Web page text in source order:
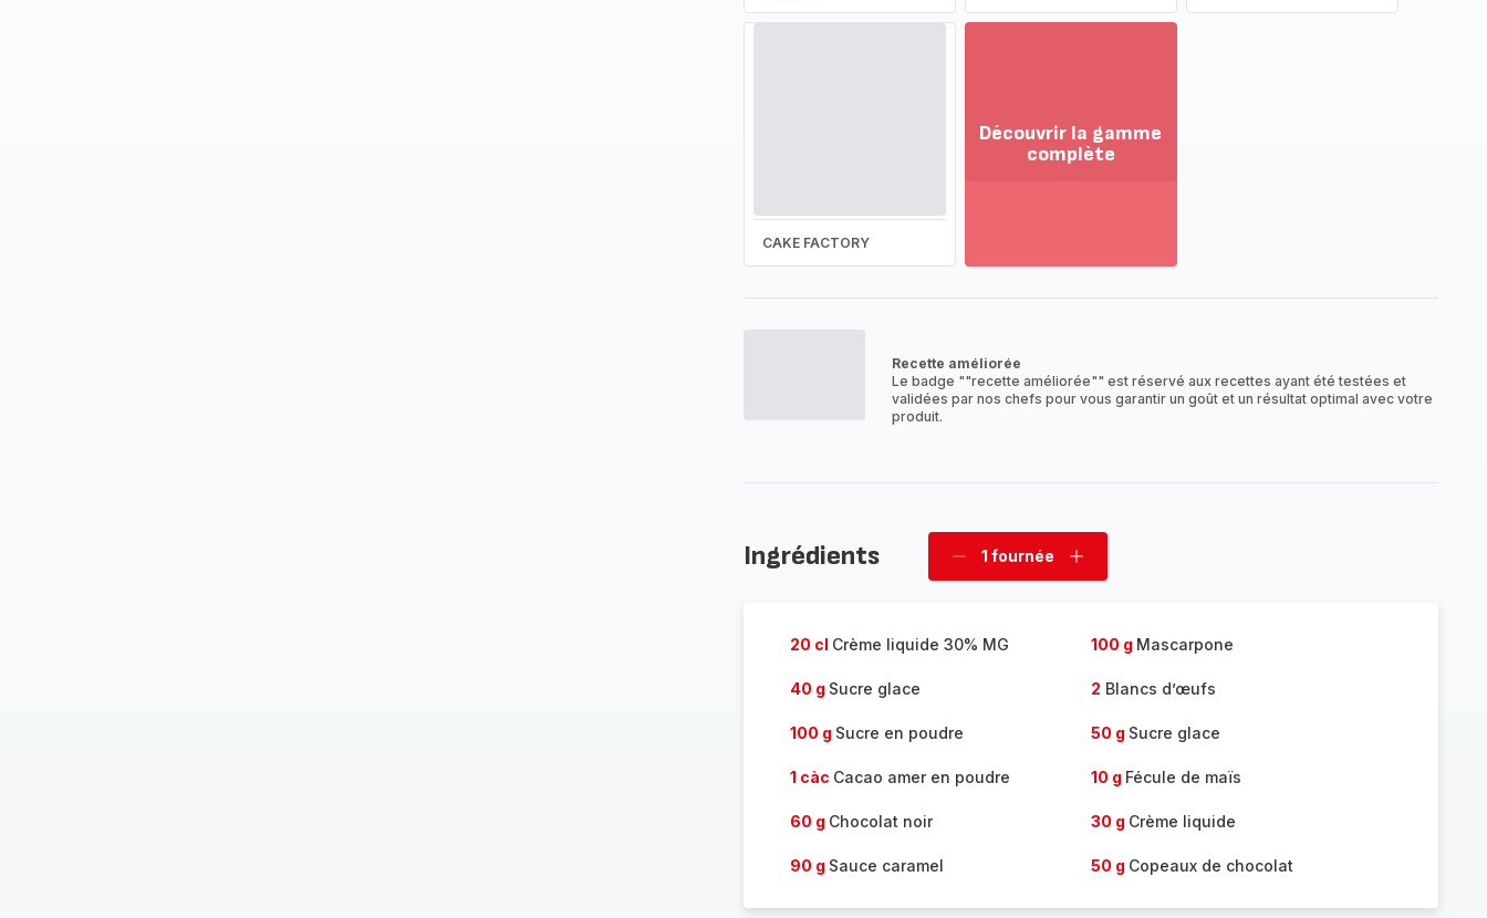
CAKE FACTORY
Découvrir la gamme
complète
la
Recette améliorée
Le badge ""recette améliorée"" est réservé aux recettes ayant été testées et
validées par nos chefs pour vous garantir un goût et un résultat optimal avec votre
produit.
Ingrédients
Supprimer
fournée
1 fournée
Ajouter
fournée
20 cl Crème liquide 30% MG 100 g Mascarpone
40 g Sucre glace 2 Blancs d’œufs
100 g Sucre en poudre 50 g Sucre glace
1 càc Cacao amer en poudre 10 g Fécule de maïs
60 g Chocolat noir 30 g Crème liquide
90 g Sauce caramel 50 g Copeaux de chocolat